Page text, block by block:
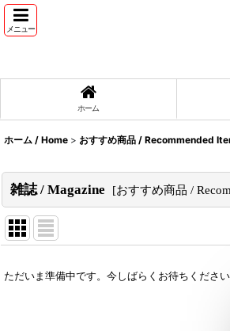
メニュー
ホーム
ホーム / Home > おすすめ商品 / Recommended
雑誌 / Magazine [おすすめ商品 /
表示数:
ただいま準備中です。今しばらくお待ちください